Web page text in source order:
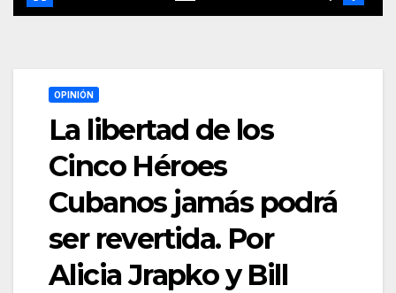
OPINIÓN
La libertad de los
Cinco Héroes
Cubanos jamás podrá
ser revertida. Por
Alicia Jrapko y Bill